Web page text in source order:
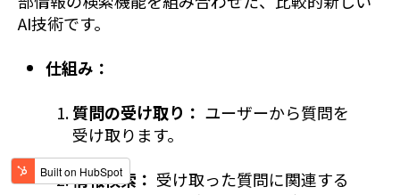
AI技術です。
仕組み：
質問の受け取り： ユーザーから質問を
受け取ります。
情報検索： 受け取った質問に関連する